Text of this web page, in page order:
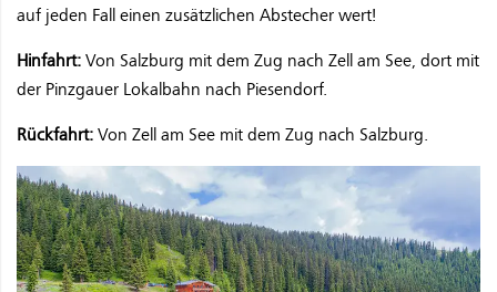
auf jeden Fall einen zusätzlichen Abstecher wert!
Hinfahrt: Von Salzburg mit dem Zug nach Zell am See, dort mit
der Pinzgauer Lokalbahn nach Piesendorf.
Rückfahrt: Von Zell am See mit dem Zug nach Salzburg.